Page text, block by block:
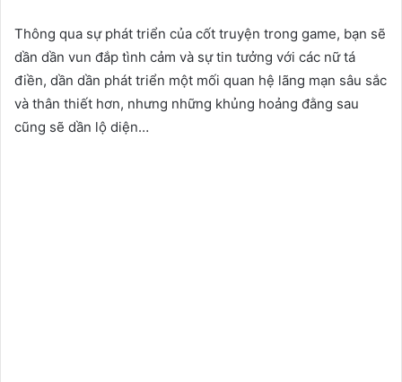
Thông qua sự phát triển của cốt truyện trong game, bạn sẽ
dần dần vun đắp tình cảm và sự tin tưởng với các nữ tá
điền, dần dần phát triển một mối quan hệ lãng mạn sâu sắc
và thân thiết hơn, nhưng những khủng hoảng đằng sau
cũng sẽ dần lộ diện…